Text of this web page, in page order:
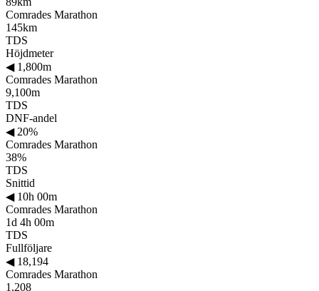
Comrades Marathon
145km
TDS
Höjdmeter
◀1,800m
Comrades Marathon
9,100m
TDS
DNF-andel
◀20%
Comrades Marathon
38%
TDS
Snittid
◀10h 00m
Comrades Marathon
1d 4h 00m
TDS
Fullföljare
◀18,194
Comrades Marathon
1,208